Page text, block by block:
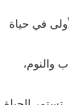
في حياة
والنوم،